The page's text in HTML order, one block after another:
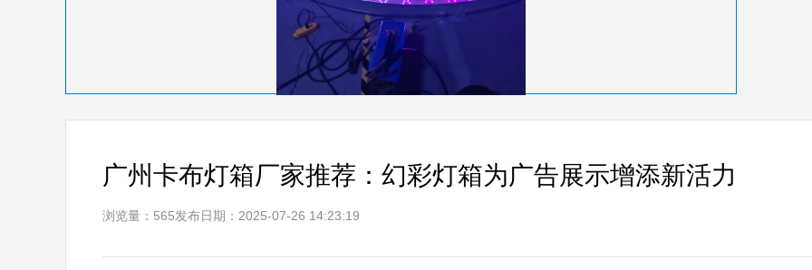
广州卡布灯箱厂家推荐：幻彩灯箱为广告展示增添新活力
浏览量：565发布日期：2025-07-26 14:23:19